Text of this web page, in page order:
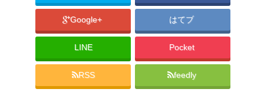
Google+ はてブ
LINE Pocket
RSS feedly